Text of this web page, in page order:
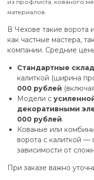
из профлиста, кованого
материалов.
В Чехове такие ворота
как частные мастера,
компании. Средние
Стандартные
калиткой (ширина
000 рублей
Модели с
декоративными
000 рублей.
Кованые или
ворота с калиткой —
зависимости от
При заказе важно